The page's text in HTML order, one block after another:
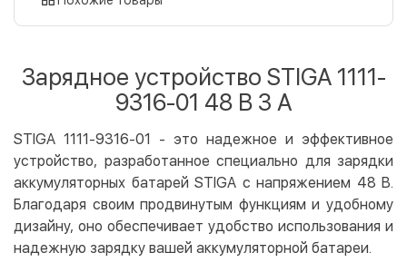
LiqPay
Google Pay
Безналичный расчет
Оплата на карту юр.лица
Оплата на счет юр.лица
Бесплатно
Кредит
Зарядное устройство STIGA 1111-
9316-01 48 В 3 А
STIGA 1111-9316-01 - это надежное и эффективное
устройство, разработанное специально для зарядки
аккумуляторных батарей STIGA с напряжением 48 В.
Благодаря своим продвинутым функциям и удобному
дизайну, оно обеспечивает удобство использования и
надежную зарядку вашей аккумуляторной батареи.